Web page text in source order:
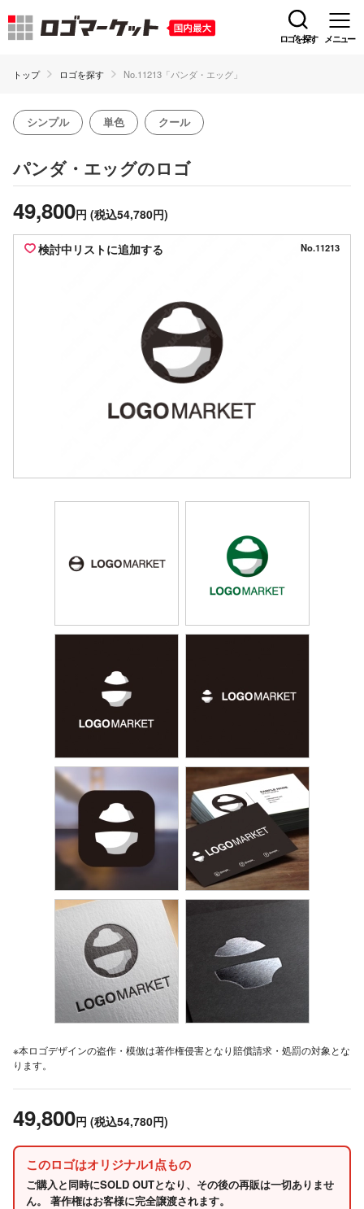
ロゴを探す メニュー
トップ ロゴを探す No.11213「パンダ・エッグ」
シンプル 単色 クール
パンダ・エッグのロゴ
49,800円 (税込54,780円)
検討中リストに追加する No.11213
※本ロゴデザインの盗作・模倣は著作権侵害となり賠償請求・処罰の対象とな
ります。
49,800円 (税込54,780円)
このロゴはオリジナル1点もの
ご購入と同時にSOLD OUTとなり、その後の再販は一切ありませ
ん。 著作権はお客様に完全譲渡されます。